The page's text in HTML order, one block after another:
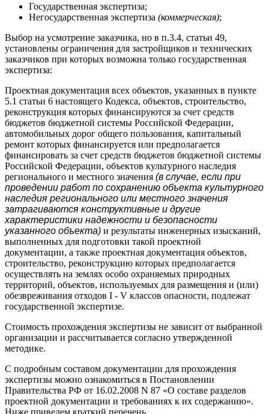
Государственная экспертиза;
Негосударственная экспертиза (коммерческая);
Выбор на усмотрение заказчика, но в п.3.4, статьи 49,
установлены ограничения для застройщиков и технических
заказчиков при которых возможна только государственная
экспертиза:
Проектная документация всех объектов, указанных в пункте
5.1 статьи 6 настоящего Кодекса, объектов, строительство,
реконструкция которых финансируются за счет средств
бюджетов бюджетной системы Российской Федерации,
автомобильных дорог общего пользования, капитальный
ремонт которых финансируется или предполагается
финансировать за счет средств бюджетов бюджетной системы
Российской Федерации, объектов культурного наследия
регионального и местного значения (в случае, если при
проведении работ по сохранению объекта культурного
наследия регионального или местного значения
затрагиваются конструктивные и другие
характеристики надежности и безопасности
указанного объекта) и результаты инженерных изысканий,
выполненных для подготовки такой проектной
документации, а также проектная документация объектов,
строительство, реконструкцию которых предполагается
осуществлять на землях особо охраняемых природных
территорий, объектов, используемых для размещения и (или)
обезвреживания отходов I - V классов опасности, подлежат
государственной экспертизе.
Стоимость прохождения экспертизы не зависит от выбранной
организации и рассчитывается согласно утвержденной
методике.
С подробным составом документации для прохождения
экспертизы можно ознакомиться в Постановлении
Правительства РФ от 16.02.2008 N 87 «О составе разделов
проектной документации и требованиях к их содержанию».
Ниже приведем краткий перечень.